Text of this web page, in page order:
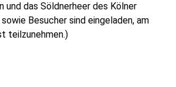
und das Söldnerheer des Kölner
Besucher sind eingeladen, am
teilzunehmen.)